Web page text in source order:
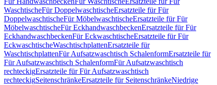
WaschtischeFür DoppelwaschtischeErsatzteile für Für
DoppelwaschtischeFür MöbelwaschtischeErsatzteile für Für
MöbelwaschtischeFür EckhandwaschbeckenErsatzteile für Für
EckhandwaschbeckenFür EckwaschtischeErsatzteile für Für
EckwaschtischeWaschtischplattenErsatzteile für
WaschtischplattenFür Aufsatzwaschtisch SchalenformErsatzteile für
Für Aufsatzwaschtisch SchalenformFür Aufsatzwaschtisch
rechteckigErsatzteile für Für Aufsatzwaschtisch
rechteckigSeitenschränkeErsatzteile für SeitenschränkeNiedrige